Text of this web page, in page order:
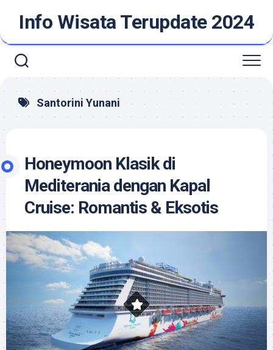
contentInfo Wisata Terupdate 2024
Santorini Yunani
Honeymoon Klasik di
Mediterania dengan Kapal
Cruise: Romantis & Eksotis